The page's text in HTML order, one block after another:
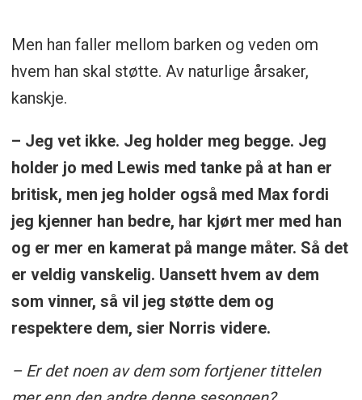
Men han faller mellom barken og veden om
hvem han skal støtte. Av naturlige årsaker,
kanskje.
– Jeg vet ikke. Jeg holder meg begge. Jeg
holder jo med Lewis med tanke på at han er
britisk, men jeg holder også med Max fordi
jeg kjenner han bedre, har kjørt mer med han
og er mer en kamerat på mange måter. Så det
er veldig vanskelig. Uansett hvem av dem
som vinner, så vil jeg støtte dem og
respektere dem, sier Norris videre.
– Er det noen av dem som fortjener tittelen